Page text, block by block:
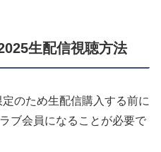
生配信視聴方法
のため生配信購入する前に
ブ会員になることが必要で